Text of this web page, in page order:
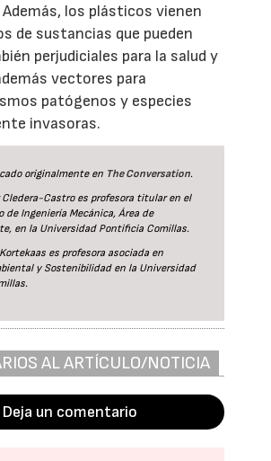
los plásticos vienen
de sustancias que pueden
perjudiciales para la salud y
vectores para
patógenos y especies
invasoras.
originalmente en The Conversation.
Cledera-Castro es profesora titular en el
de Ingeniería Mecánica, Área de
en la Universidad Pontificia Comillas.
es profesora asociada en
y Sostenibilidad en la Universidad
AL ARTÍCULO/NOTICIA
Deja un comentario